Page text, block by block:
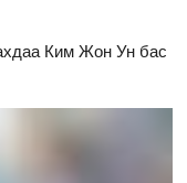
Ким Жон Ун бас